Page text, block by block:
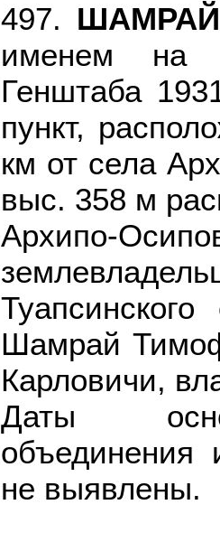
497. ШАМРАЙ
именем на
Генштаба
пункт,
км от села
выс. 358 м
Архипо-
Шамрай
Карловичи,
Даты
объединения
не выявлены.